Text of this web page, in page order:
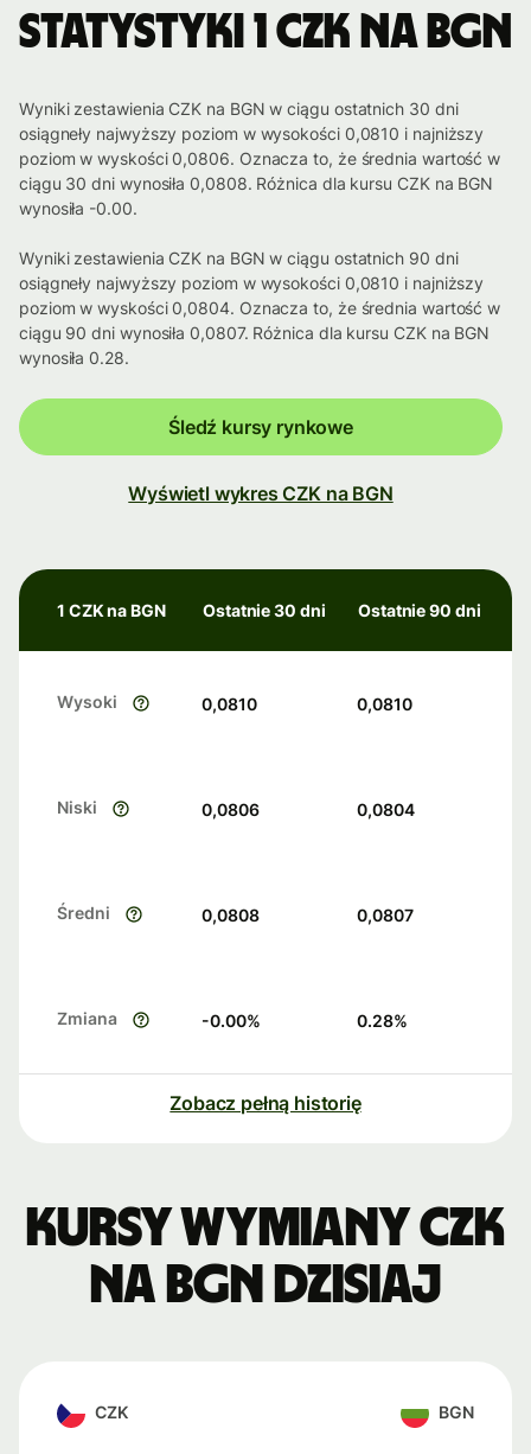
Statystyki 1 CZK na BGN
Wyniki zestawienia CZK na BGN w ciągu ostatnich 30 dni
osiągneły najwyższy poziom w wysokości 0,0810 i najniższy
poziom w wyskości 0,0806. Oznacza to, że średnia wartość w
ciągu 30 dni wynosiła 0,0808. Różnica dla kursu CZK na BGN
wynosiła -0.00.
Wyniki zestawienia CZK na BGN w ciągu ostatnich 90 dni
osiągneły najwyższy poziom w wysokości 0,0810 i najniższy
poziom w wyskości 0,0804. Oznacza to, że średnia wartość w
ciągu 90 dni wynosiła 0,0807. Różnica dla kursu CZK na BGN
wynosiła 0.28.
Śledź kursy rynkowe
Wyświetl wykres CZK na BGN
1 CZK na BGN Ostatnie 30 dni Ostatnie 90 dni
Wysoki 0,0810 0,0810
Niski 0,0806 0,0804
Średni 0,0808 0,0807
Zmiana -0.00% 0.28%
Zobacz pełną historię
Kursy wymiany CZK
na BGN dzisiaj
CZK BGN